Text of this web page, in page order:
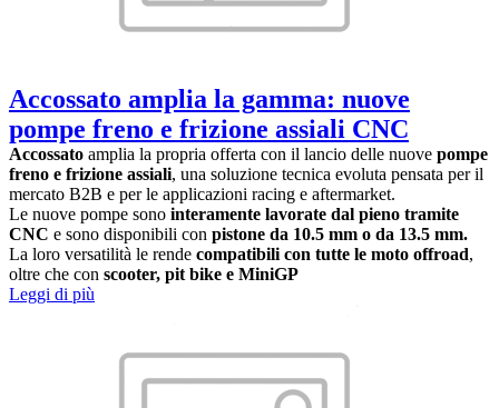
Accossato amplia la gamma: nuove
pompe freno e frizione assiali CNC
Accossato amplia la propria offerta con il lancio delle nuove pompe
freno e frizione assiali, una soluzione tecnica evoluta pensata per il
mercato B2B e per le applicazioni racing e aftermarket.
Le nuove pompe sono interamente lavorate dal pieno tramite
CNC e sono disponibili con pistone da 10.5 mm o da 13.5 mm.
La loro versatilità le rende compatibili con tutte le moto offroad,
oltre che con scooter, pit bike e MiniGP
Leggi di più